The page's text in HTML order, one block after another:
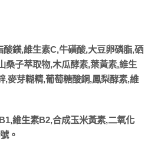
酸鎂,維生素C,牛磺酸,大豆卵磷脂,硒
桑子萃取物,木瓜酵素,葉黃素,維生
,麥芽糊精,葡萄糖酸銅,鳳梨酵素,維
維生素B2,合成玉米黃素,二氧化
。